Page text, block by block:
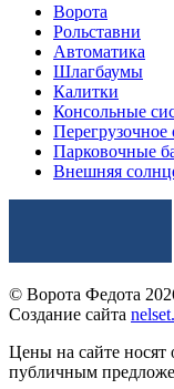
Ворота
Рольставни
Автоматика
Шлагбаумы
Калитки
Консольные
Перегрузочное
Парковочные
Внешняя
© Ворота Федота
Создание сайта
Цены на сайте носят
публичным